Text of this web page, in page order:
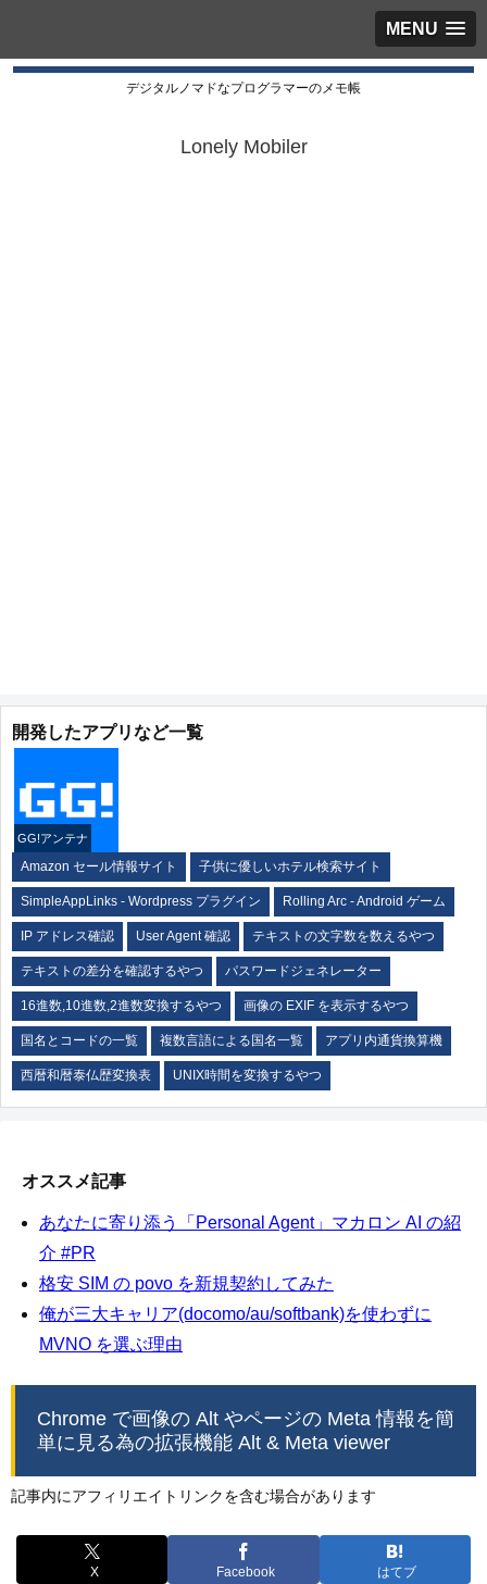
MENU
デジタルノマドなプログラマーのメモ帳
Lonely Mobiler
開発したアプリなど一覧
GG!アンテナ
Amazon セール情報サイト 子供に優しいホテル検索サイト
SimpleAppLinks - Wordpress プラグイン Rolling Arc - Android ゲーム
IP アドレス確認 User Agent 確認 テキストの文字数を数えるやつ
テキストの差分を確認するやつ パスワードジェネレーター
16進数,10進数,2進数変換するやつ 画像の EXIF を表示するやつ
国名とコードの一覧 複数言語による国名一覧 アプリ内通貨換算機
西暦和暦泰仏歴変換表 UNIX時間を変換するやつ
オススメ記事
あなたに寄り添う「Personal Agent」マカロン AI の紹
介 #PR
格安 SIM の povo を新規契約してみた
俺が三大キャリア(docomo/au/softbank)を使わずに
MVNO を選ぶ理由
Chrome で画像の Alt やページの Meta 情報を簡
単に見る為の拡張機能 Alt & Meta viewer
記事内にアフィリエイトリンクを含む場合があります
X Facebook はてブ